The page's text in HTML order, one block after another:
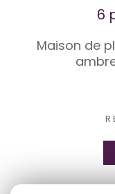
6
Maison de